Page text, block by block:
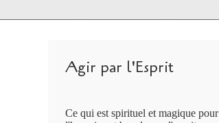
Agir par l'Esprit
Ce qui est spirituel et magique pour